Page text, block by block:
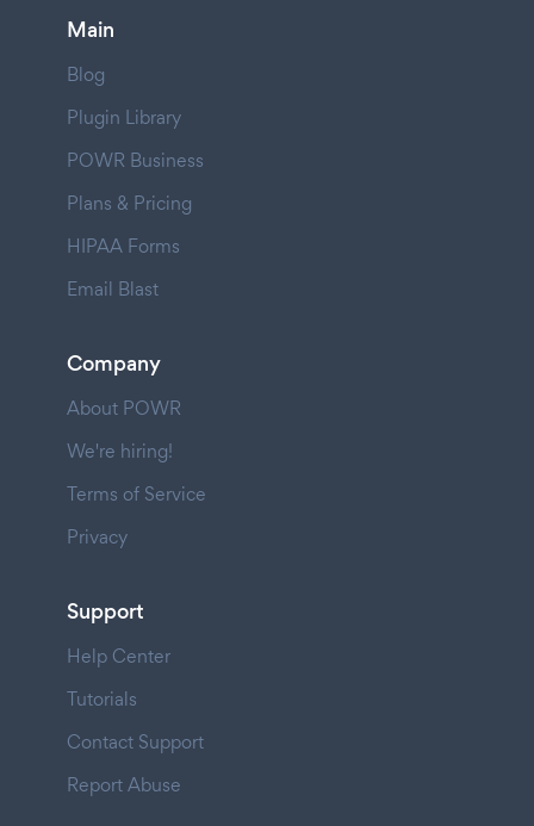
Main
Blog
Plugin Library
POWR Business
Plans & Pricing
HIPAA Forms
Email Blast
Company
About POWR
We're hiring!
Terms of Service
Privacy
Support
Help Center
Tutorials
Contact Support
Report Abuse